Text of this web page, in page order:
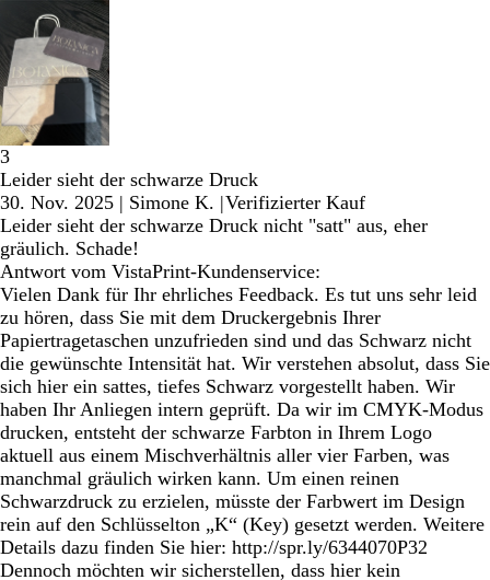
3
Leider sieht der schwarze Druck
30. Nov. 2025 | Simone K. |Verifizierter Kauf
Leider sieht der schwarze Druck nicht "satt" aus, eher
gräulich. Schade!
Antwort vom VistaPrint-Kundenservice:
Vielen Dank für Ihr ehrliches Feedback. Es tut uns sehr leid
zu hören, dass Sie mit dem Druckergebnis Ihrer
Papiertragetaschen unzufrieden sind und das Schwarz nicht
die gewünschte Intensität hat. Wir verstehen absolut, dass Sie
sich hier ein sattes, tiefes Schwarz vorgestellt haben. Wir
haben Ihr Anliegen intern geprüft. Da wir im CMYK-Modus
drucken, entsteht der schwarze Farbton in Ihrem Logo
aktuell aus einem Mischverhältnis aller vier Farben, was
manchmal gräulich wirken kann. Um einen reinen
Schwarzdruck zu erzielen, müsste der Farbwert im Design
rein auf den Schlüsselton „K“ (Key) gesetzt werden. Weitere
Details dazu finden Sie hier: http://spr.ly/6344070P32
Dennoch möchten wir sicherstellen, dass hier kein